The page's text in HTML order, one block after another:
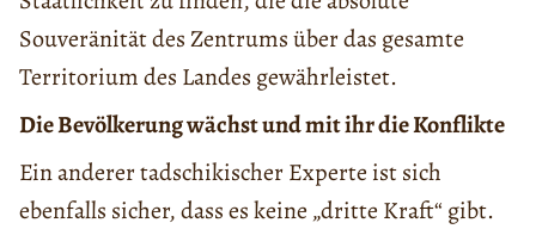
Souveränität des Zentrums über das gesamte
Territorium des Landes gewährleistet.
Die Bevölkerung wächst und mit ihr die Konflikte
Ein anderer tadschikischer Experte ist sich
ebenfalls sicher, dass es keine „dritte Kraft“ gibt.